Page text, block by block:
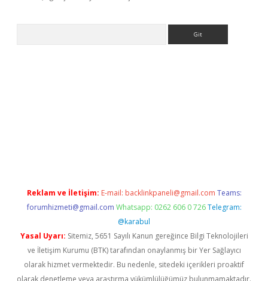
Reklam ve İletişim: E-mail: backlinkpaneli@gmail.com Teams:
forumhizmeti@gmail.com Whatsapp: 0262 606 0 726 Telegram:
@karabul
Yasal Uyarı: Sitemiz, 5651 Sayılı Kanun gereğince Bilgi Teknolojileri
ve İletişim Kurumu (BTK) tarafından onaylanmış bir Yer Sağlayıcı
olarak hizmet vermektedir. Bu nedenle, sitedeki içerikleri proaktif
olarak denetleme veya araştırma yükümlülüğümüz bulunmamaktadır.